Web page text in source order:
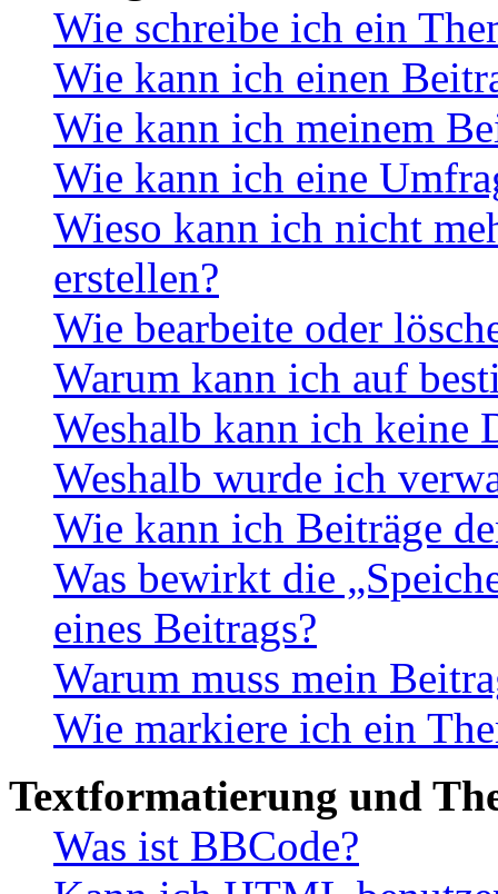
Wie schreibe ich ein
Wie kann ich einen
Wie kann ich meinem
Wie kann ich eine
Wieso kann ich nicht
erstellen?
Wie bearbeite oder
Warum kann ich auf
Weshalb kann ich keine
Weshalb wurde ich
Wie kann ich Beiträge
Was bewirkt die
eines Beitrags?
Warum muss mein
Wie markiere ich ein
Textformatierung und
Was ist BBCode?